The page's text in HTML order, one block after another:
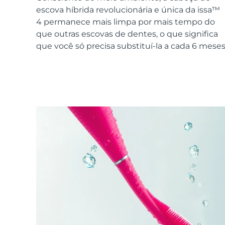
escova híbrida revolucionária e única da issa™
4 permanece mais limpa por mais tempo do
que outras escovas de dentes, o que significa
que você só precisa substituí-la a cada 6
All acne treatment devices
All revitalizing eye massagers
Cuidados de pele KIWI™
Advanced pore care essentials
LUNA™ Dual-Peptide Scalp
Serum
For healthy hair
issa™ Teeth Whitening Gel
18% PAP
Cosméticos Homens